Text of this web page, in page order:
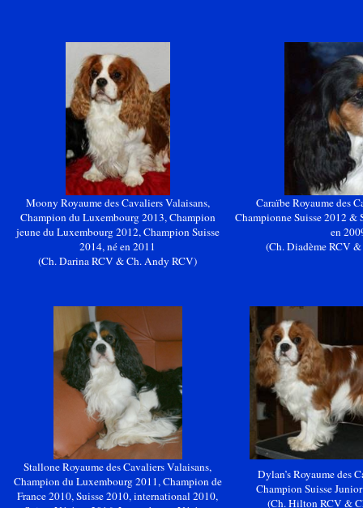
Moony Royaume des Cavaliers Valaisans,
Champion du Luxembourg 2013, Champion
jeune du Luxembourg 2012, Champion Suisse
2014, né en 2011
(Ch.DarinaRCV &Ch. Andy RCV)
Caraïbe Royaume des
Championne Suisse 2012 &
en
(Ch. Diadème RCV
Stallone Royaume des Cavaliers Valaisans,
Champion du Luxembourg 2011, Champion de
France 2010, Suisse 2010, international 2010,
Dylan’sRoyaume des
Champion Suisse
(Ch. Hilton RCV &